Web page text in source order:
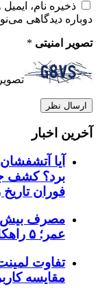
ذخیره نام،
دوباره دیدگاهی
تصویر امنیتی *
آخرین اخبار
آیا
برد؟ کشف
فوران
مصرف بیش
عمر؛ ۵ راهکار متخصصان برای تعادل تغذیه‌ای
تفاوت
مقایسه